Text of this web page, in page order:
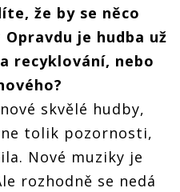
že by se něco
je hudba už
recyklování, nebo
skvělé hudby,
tolik pozornosti,
Nové muziky je
rozhodně se nedá